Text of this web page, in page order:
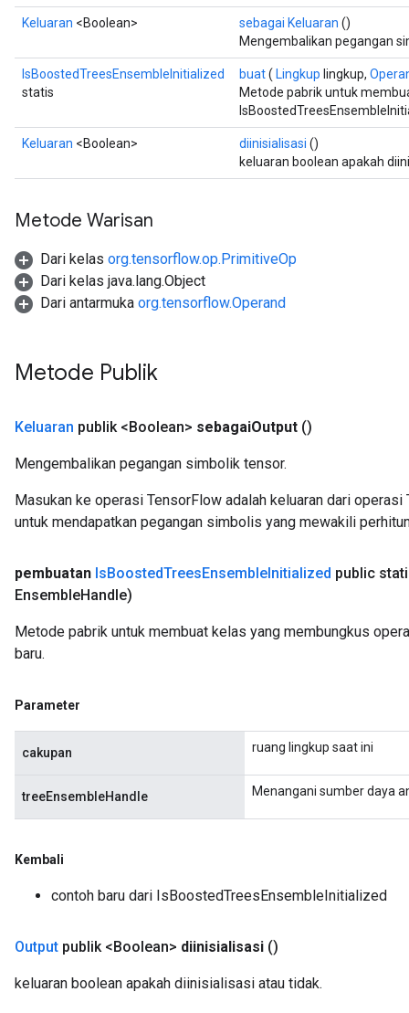
Keluaran <Boolean> sebagai Keluaran ()
Mengembalikan pegangan
IsBoostedTreesEnsembleInitialized
statis
buat( Lingkup lingkup,
Metode pabrik untuk
Keluaran <Boolean> diinisialisasi ()
keluaran boolean apakah
Metode Warisan
Dari kelas org.tensorflow.op.PrimitiveOp
Dari kelas java.lang.Object
Dari antarmuka org.tensorflow.Operand
Metode Publik
Keluaran publik <Boolean> sebagaiOutput ()
Mengembalikan pegangan simbolik tensor.
Masukan ke operasi TensorFlow adalah keluaran dari
untuk mendapatkan pegangan simbolis yang mewakili
pembuatan IsBoostedTreesEnsembleInitialized public
EnsembleHandle)
Metode pabrik untuk membuat kelas yang membungkus
baru.
Parameter
cakupan ruang lingkup saat ini
treeEnsembleHandle Menangani sumber daya
Kembali
contoh baru dari IsBoostedTreesEnsembleInitialized
Output publik <Boolean> diinisialisasi ()
keluaran boolean apakah diinisialisasi atau tidak.